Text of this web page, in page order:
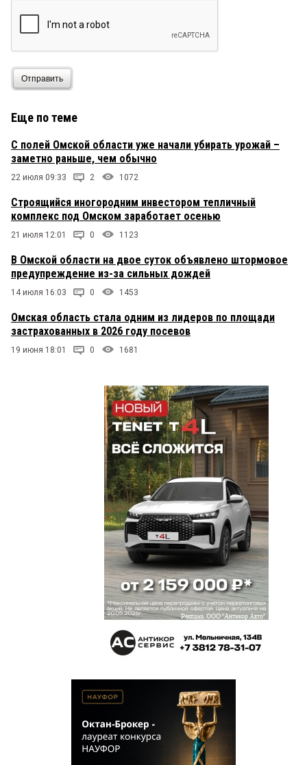
Отправить
Еще по теме
С полей Омской области уже начали убирать урожай –
заметно раньше, чем обычно
22 июля 09:33 2 1072
Строящийся иногородним инвестором тепличный
комплекс под Омском заработает осенью
21 июля 12:01 0 1123
В Омской области на двое суток объявлено штормовое
предупреждение из-за сильных дождей
14 июля 16:03 0 1453
Омская область стала одним из лидеров по площади
застрахованных в 2026 году посевов
19 июня 18:01 0 1681